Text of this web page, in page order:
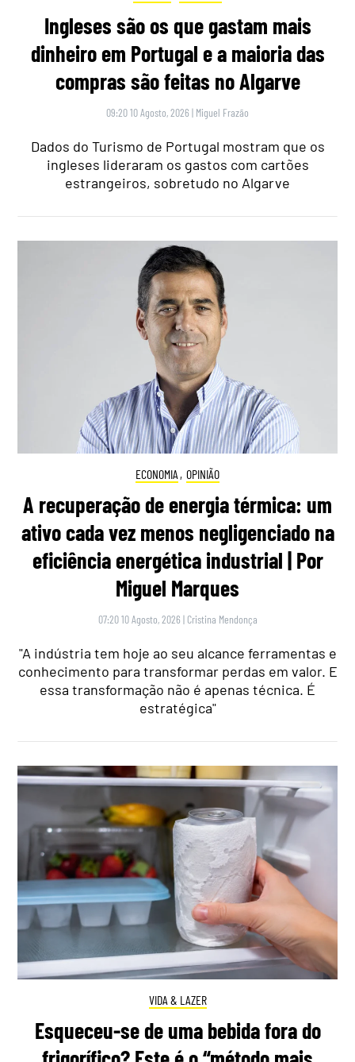
Ingleses são os que gastam mais
dinheiro em Portugal e a maioria das
compras são feitas no Algarve
09:20 10 Agosto, 2026 | Miguel Frazão
Dados do Turismo de Portugal mostram que os
ingleses lideraram os gastos com cartões
estrangeiros, sobretudo no Algarve
ECONOMIA , OPINIÃO
A recuperação de energia térmica: um
ativo cada vez menos negligenciado na
eficiência energética industrial | Por
Miguel Marques
07:20 10 Agosto, 2026 | Cristina Mendonça
"A indústria tem hoje ao seu alcance ferramentas e
conhecimento para transformar perdas em valor. E
essa transformação não é apenas técnica. É
estratégica"
VIDA & LAZER
Esqueceu-se de uma bebida fora do